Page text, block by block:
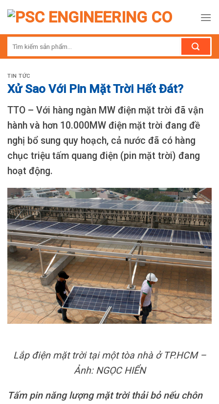
kiếm:
TIN TỨC
Xử Sao Với Pin Mặt Trời Hết Đát?
TTO – Với hàng ngàn MW điện mặt trời đã vận
hành và hơn 10.000MW điện mặt trời đang đề
nghị bổ sung quy hoạch, cả nước đã có hàng
chục triệu tấm quang điện (pin mặt trời) đang
hoạt động.
Lắp điện mặt trời tại một tòa nhà ở TP.HCM –
Ảnh: NGỌC HIỂN
Tấm pin năng lượng mặt trời thải bỏ nếu chôn